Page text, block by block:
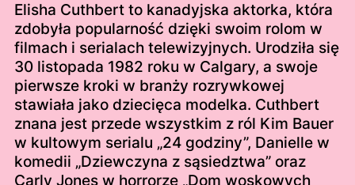
Elisha Cuthbert to kanadyjska aktorka, która
zdobyła popularność dzięki swoim rolom w
filmach i serialach telewizyjnych. Urodziła się
30 listopada 1982 roku w Calgary, a swoje
pierwsze kroki w branży rozrywkowej
stawiała jako dziecięca modelka. Cuthbert
znana jest przede wszystkim z ról Kim Bauer
w kultowym serialu „24 godziny”, Danielle w
komedii „Dziewczyna z sąsiedztwa” oraz
Carly Jones w horrorze „Dom woskowych